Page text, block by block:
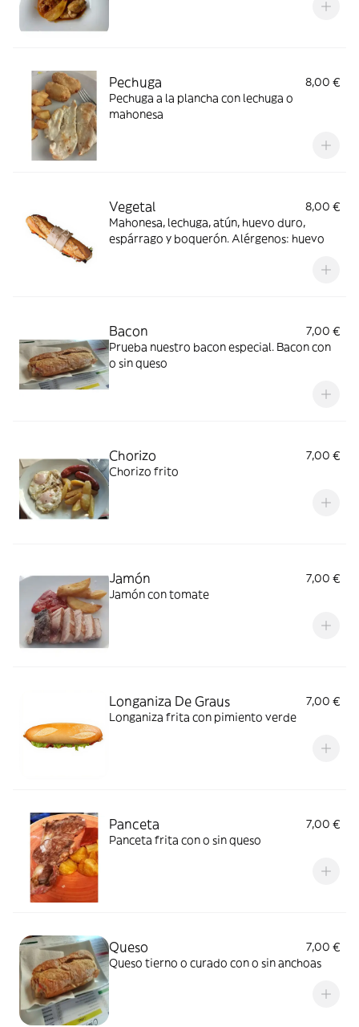
Pechuga
8,00 €
Pechuga a la plancha con lechuga o
mahonesa
Vegetal
8,00 €
Mahonesa, lechuga, atún, huevo duro,
espárrago y boquerón. Alérgenos: huevo
Bacon
7,00 €
Prueba nuestro bacon especial. Bacon con
o sin queso
Chorizo
7,00 €
Chorizo frito
Jamón
7,00 €
Jamón con tomate
Longaniza De Graus
7,00 €
Longaniza frita con pimiento verde
Panceta
7,00 €
Panceta frita con o sin queso
Queso
7,00 €
Queso tierno o curado con o sin anchoas